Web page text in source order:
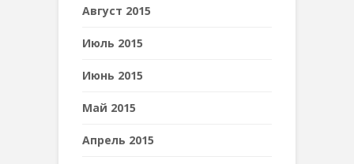
Август 2015
Июль 2015
Июнь 2015
Май 2015
Апрель 2015